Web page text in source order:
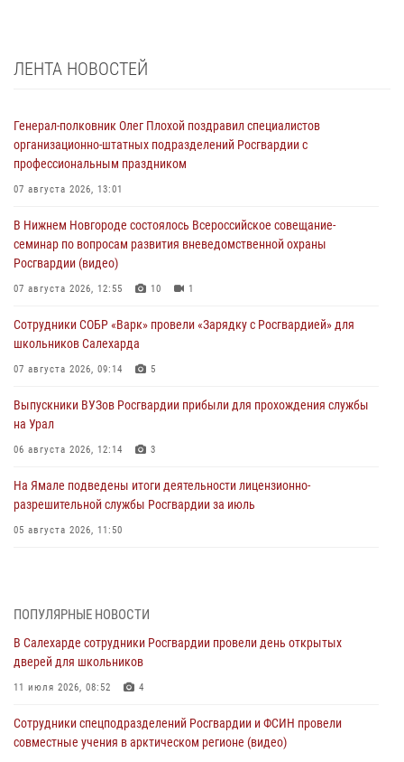
ЛЕНТА НОВОСТЕЙ
Генерал-полковник Олег Плохой поздравил специалистов
организационно-штатных подразделений Росгвардии с
профессиональным праздником
07 августа 2026, 13:01
В Нижнем Новгороде состоялось Всероссийское совещание-
семинар по вопросам развития вневедомственной охраны
Росгвардии (видео)
07 августа 2026, 12:55 10 1
Сотрудники СОБР «Варк» провели «Зарядку с Росгвардией» для
школьников Салехарда
07 августа 2026, 09:14 5
Выпускники ВУЗов Росгвардии прибыли для прохождения службы
на Урал
06 августа 2026, 12:14 3
На Ямале подведены итоги деятельности лицензионно-
разрешительной службы Росгвардии за июль
05 августа 2026, 11:50
03 августа 2026, 07:21 2
Генерал-полковник Юрий Аверин выступил на Всероссийском
молодёжном образовательном форуме «Территория смыслов»
03 августа 2026, 06:54
Директор Росгвардии Герой России генерал армии Виктор Золотов
поздравил специалистов подразделений тыла с профессиональным
ПОПУЛЯРНЫЕ НОВОСТИ
В Салехарде сотрудники Росгвардии провели день открытых
дверей для школьников
11 июля 2026, 08:52 4
Сотрудники спецподразделений Росгвардии и ФСИН провели
совместные учения в арктическом регионе (видео)